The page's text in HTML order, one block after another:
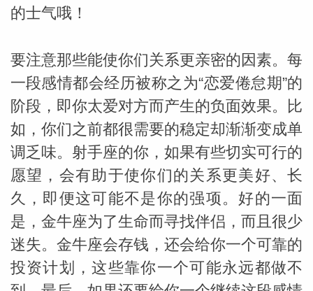
_susan
勒
的士气哦！
要注意那些能使你们关系更亲密的因素。每
一段感情都会经历被称之为“恋爱倦怠期”的
阶段，即你太爱对方而产生的负面效果。比
如，你们之前都很需要的稳定却渐渐变成单
调乏味。射手座的你，如果有些切实可行的
愿望，会有助于使你们的关系更美好、长
久，即便这可能不是你的强项。好的一面
是，金牛座为了生命而寻找伴侣，而且很少
迷失。金牛座会存钱，还会给你一个可靠的
投资计划，这些靠你一个可能永远都做不